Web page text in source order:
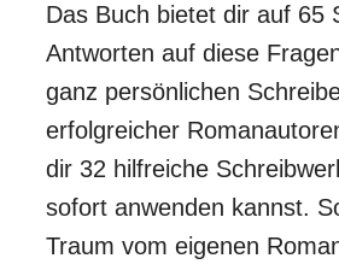
Das Buch bietet dir auf 65
Antworten auf diese
ganz persönlichen
erfolgreicher
dir 32 hilfreiche
sofort anwenden kannst.
Traum vom eigenen